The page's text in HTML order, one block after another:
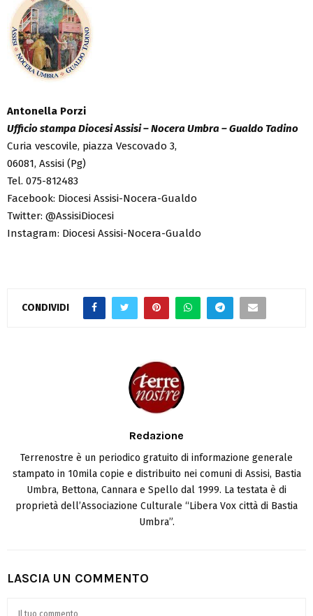
Antonella Porzi
Ufficio stampa Diocesi Assisi – Nocera Umbra – Gualdo Tadino
Curia vescovile, piazza Vescovado 3,
06081, Assisi (Pg)
Tel. 075-812483
Facebook: Diocesi Assisi-Nocera-Gualdo
Twitter: @AssisiDiocesi
Instagram: Diocesi Assisi-Nocera-Gualdo
CONDIVIDI
Redazione
Terrenostre è un periodico gratuito di informazione generale
stampato in 10mila copie e distribuito nei comuni di Assisi, Bastia
Umbra, Bettona, Cannara e Spello dal 1999. La testata è di
proprietà dell’Associazione Culturale “Libera Vox città di Bastia
Umbra”.
LASCIA UN COMMENTO